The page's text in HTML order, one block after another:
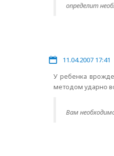
определит
11.04.2007 17:41
У ребенка
методом ударно
Вам